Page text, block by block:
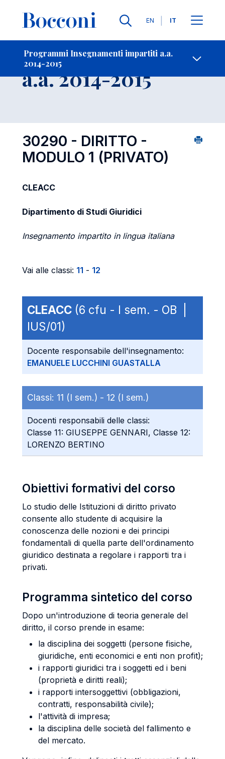
Lingue
EN IT
Programmi Insegnamenti impartiti a.a.
2014-2015
-
Insegnamento
a.a. 2014-2015
30290 - DIRITTO -
MODULO 1 (PRIVATO)
CLEACC
Dipartimento di Studi Giuridici
Insegnamento impartito in lingua italiana
Vai alle classi: 11 - 12
CLEACC (6 cfu - I sem. - OB |
IUS/01)
Docente responsabile dell'insegnamento:
EMANUELE LUCCHINI GUASTALLA
Classi: 11 (I sem.) - 12 (I sem.)
Docenti responsabili delle classi:
Classe 11: GIUSEPPE GENNARI, Classe 12:
LORENZO BERTINO
Obiettivi formativi del corso
Lo studio delle Istituzioni di diritto privato
consente allo studente di acquisire la
conoscenza delle nozioni e dei principi
fondamentali di quella parte dell'ordinamento
giuridico destinata a regolare i rapporti tra i
privati.
Programma sintetico del corso
Dopo un'introduzione di teoria generale del
diritto, il corso prende in esame:
la disciplina dei soggetti (persone fisiche,
giuridiche, enti economici e enti non profit);
i rapporti giuridici tra i soggetti ed i beni
(proprietà e diritti reali);
i rapporti intersoggettivi (obbligazioni,
contratti, responsabilità civile);
l'attività di impresa;
la disciplina delle società del fallimento e
del mercato.